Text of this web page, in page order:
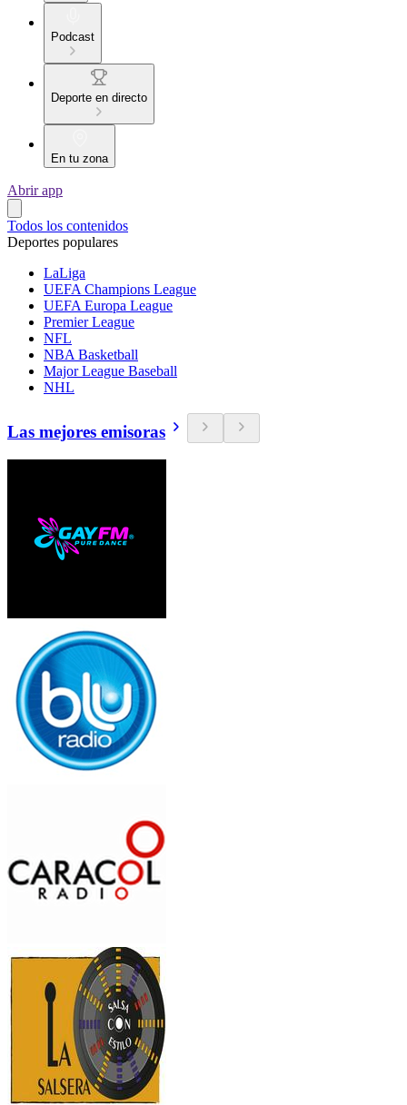
Podcast
Deporte en directo
En tu zona
Abrir app
Todos los contenidos
Deportes populares
LaLiga
UEFA Champions League
UEFA Europa League
Premier League
NFL
NBA Basketball
Major League Baseball
NHL
Las mejores emisoras